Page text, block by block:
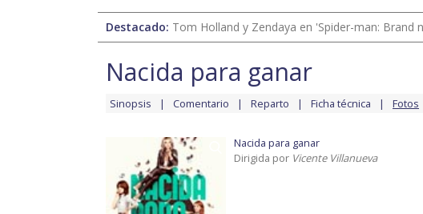
Destacado: Tom Holland y Zendaya en 'Spider-man: Brand
Nacida para ganar
Sinopsis Comentario Reparto Ficha técnica Fotos
Nacida para ganar
Dirigida por Vicente Villanueva